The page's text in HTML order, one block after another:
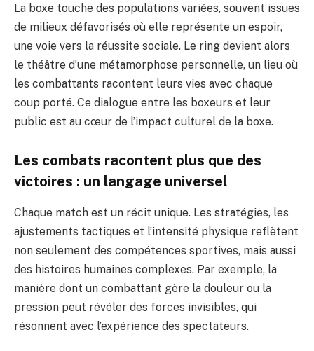
La boxe touche des populations variées, souvent issues
de milieux défavorisés où elle représente un espoir,
une voie vers la réussite sociale. Le ring devient alors
le théâtre d’une métamorphose personnelle, un lieu où
les combattants racontent leurs vies avec chaque
coup porté. Ce dialogue entre les boxeurs et leur
public est au cœur de l’impact culturel de la boxe.
Les combats racontent plus que des
victoires : un langage universel
Chaque match est un récit unique. Les stratégies, les
ajustements tactiques et l’intensité physique reflètent
non seulement des compétences sportives, mais aussi
des histoires humaines complexes. Par exemple, la
manière dont un combattant gère la douleur ou la
pression peut révéler des forces invisibles, qui
résonnent avec l’expérience des spectateurs.